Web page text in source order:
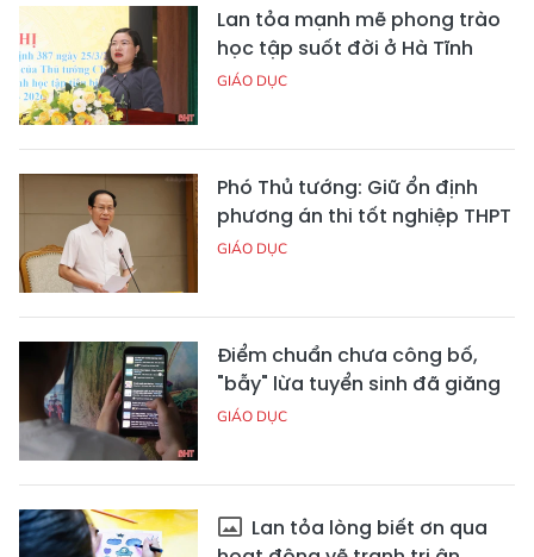
Lan tỏa mạnh mẽ phong trào
học tập suốt đời ở Hà Tĩnh
GIÁO DỤC
Phó Thủ tướng: Giữ ổn định
phương án thi tốt nghiệp THPT
GIÁO DỤC
Điểm chuẩn chưa công bố,
"bẫy" lừa tuyển sinh đã giăng
GIÁO DỤC
Lan tỏa lòng biết ơn qua